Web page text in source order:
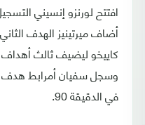
افتتح لورنزو إنسيني
وسجل سفيان أمرابط هدف
في الدقيقة 90.